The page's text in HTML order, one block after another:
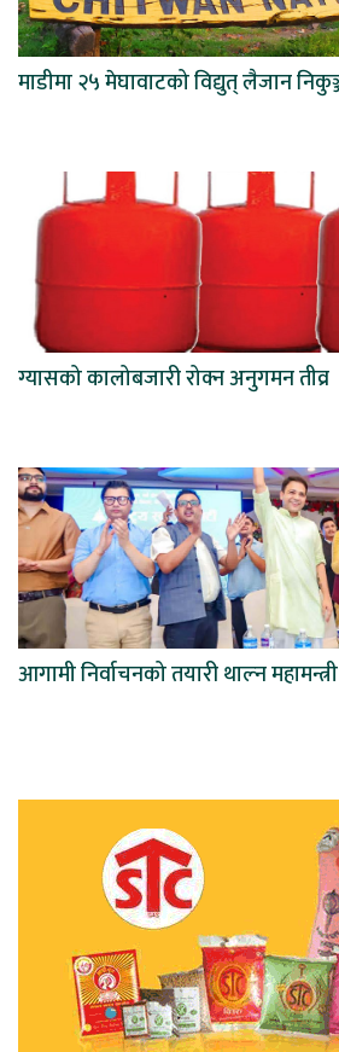
माडीमा २५ मेघावाटको विद्युत् लैजान
ग्यासको कालोबजारी रोक्न अनुगमन तीव्र
आगामी निर्वाचनको तयारी थाल्न